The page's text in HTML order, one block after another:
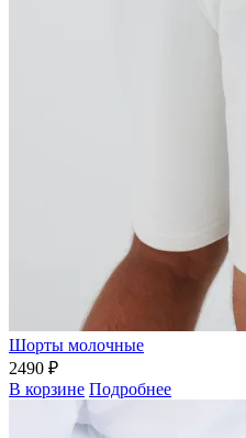
Шорты молочные
2490 ₽
В корзине Подробнее